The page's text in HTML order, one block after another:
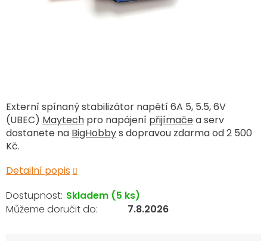
Externí spínaný stabilizátor napětí 6A 5, 5.5, 6V
(UBEC) Maytech pro napájení přijímačea serv
dostanete na BigHobbys dopravou zdarma od 2 500
Kč.
Detailní popis
Skladem (5 ks)
7.8.2026